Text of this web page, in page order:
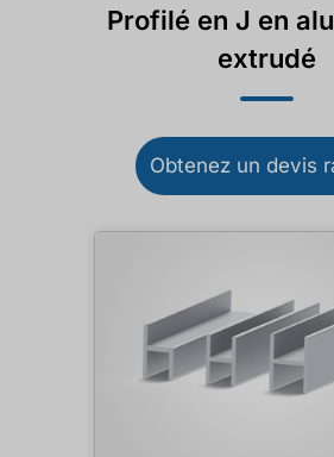
Profilé en J en
extrudé
Obtenez un devis